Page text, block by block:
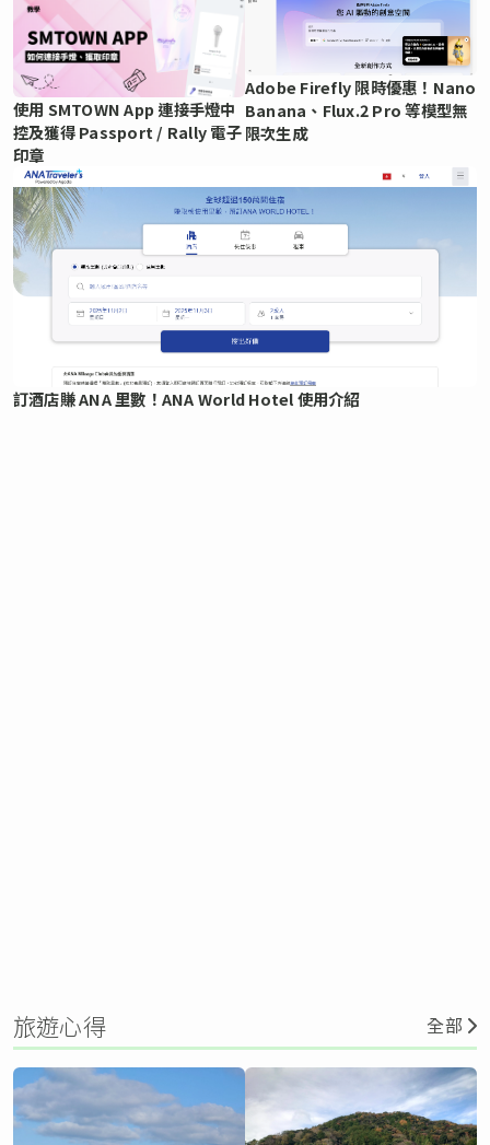
使用 SMTOWN App 連接手燈中
控及獲得 Passport / Rally 電子
印章
Adobe Firefly 限時優惠！Nano
Banana、Flux.2 Pro 等模型無
限次生成
訂酒店賺 ANA 里數！ANA World Hotel 使用介紹
旅遊心得 全部